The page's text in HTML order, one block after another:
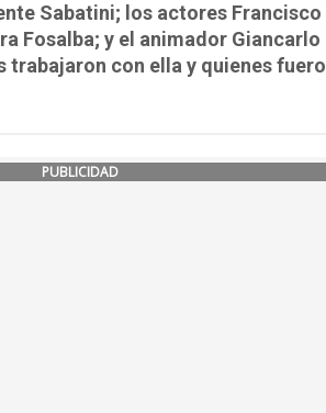
Sabatini; los actores Francisco
Fosalba; y el animador Giancarlo
trabajaron con ella y quienes
PUBLICIDAD